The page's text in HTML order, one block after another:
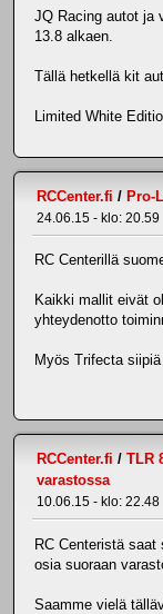
JQ Racing autot ja
13.8 alkaen.
Tällä hetkellä kit
Limited White
RCCenter.fi / Pro-
24.06.15 - klo: 20.59
RC Centerillä
Kaikki mallit eivät
yhteydenotto
Myös Trifecta
RCCenter.fi / TLR
varastossa
10.06.15 - klo: 22.48
RC Centeristä
osia suoraan
Saamme vielä